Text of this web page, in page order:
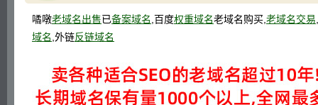
噊噋老域名出售已备案域名 ,百度权重域名老域名购买, 老域名交易
域名 ,外链反链域名